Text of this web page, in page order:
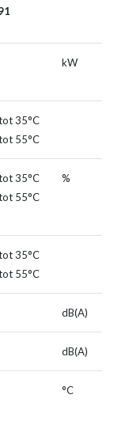
kW
35°C
55°C
35°C
55°C
%
35°C
55°C
dB(A)
dB(A)
°C